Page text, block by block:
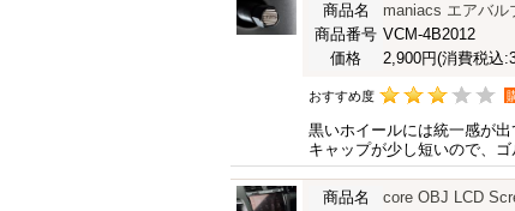
商品名
maniacs エアバル
商品番号 VCM-4B2012
価格
2,900円(消費税込
おすすめ度
黒いホイールには統一感が出
キャップが少し短いので、
商品名
core OBJ LCD